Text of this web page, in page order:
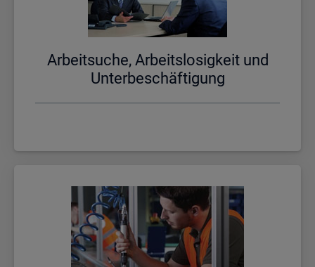
Ar­beit­su­che, Ar­beits­lo­sig­keit und
Un­ter­be­schäf­ti­gung